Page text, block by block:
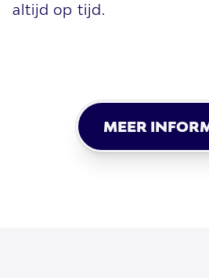
altijd op tijd.
MEER